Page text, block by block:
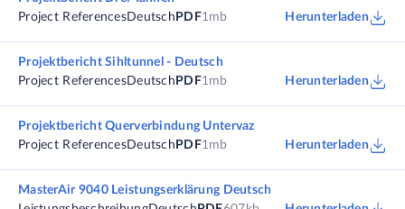
Project ReferencesDeutsch PDF1mb Herunterladen
Projektbericht Sihltunnel - Deutsch
Project ReferencesDeutsch PDF1mb Herunterladen
Projektbericht Querverbindung Untervaz
Project ReferencesDeutsch PDF1mb Herunterladen
MasterAir 9040 Leistungserklärung Deutsch